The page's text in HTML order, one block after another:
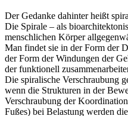
Der Gedanke dahinter heißt
Die Spirale – als
menschlichen Körper
Man findet sie in der Form der
der Form der Windungen der
der funktionell
Die spiralische Verschraubung
wenn die Strukturen in der
Verschraubung der
Fußes) bei Belastung werden